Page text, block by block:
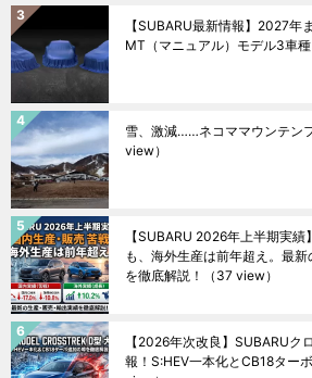
【SUBARU最新情報】2027年
MT（マニュアル）モデル3車
雪、激減……ネコママウンテン
view）
【SUBARU 2026年上半期実
も、海外生産は前年超え。最
を徹底解説！
（37 view）
【2026年次改良】SUBARUク
報！S:HEV一本化とCB18ター